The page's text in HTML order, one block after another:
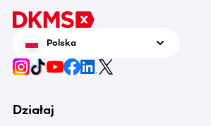
Polska
Działaj